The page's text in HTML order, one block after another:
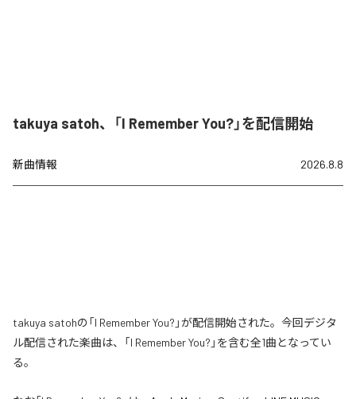
takuya satoh、「I Remember You?」を配信開始
新曲情報 2026.8.8
takuya satohの「I Remember You?」が配信開始された。今回デジタ
ル配信された楽曲は、「I Remember You?」を含む全1曲となってい
る。